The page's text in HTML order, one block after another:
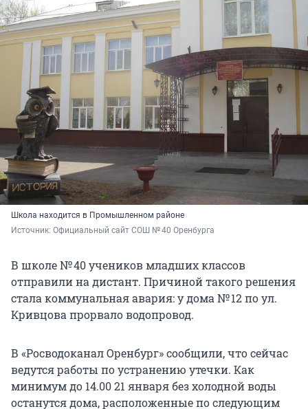
Школа находится в Промышленном районе
Источник: Официальный сайт СОШ № 40 Оренбурга
В школе № 40 учеников младших классов
отправили на дистант. Причиной такого решения
стала коммунальная авария: у дома № 12 по ул.
Кривцова прорвало водопровод.
В «Росводоканал Оренбург» сообщили, что сейчас
ведутся работы по устранению утечки. Как
минимум до 14.00 21 января без холодной воды
останутся дома, расположенные по следующим